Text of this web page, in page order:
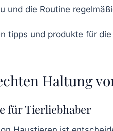
und die Routine
Haltung
für Tierliebhaber